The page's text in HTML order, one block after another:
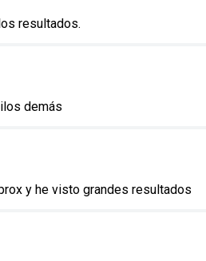
resultados.
demás
y he visto grandes resultados